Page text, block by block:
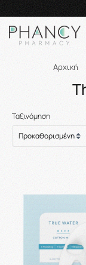
Τηλεφωνικές
Αρχική
Ταξινόμηση